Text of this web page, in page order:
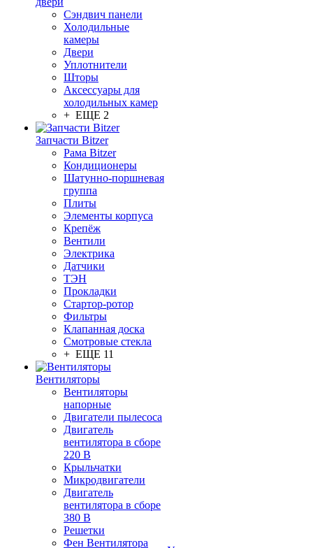
Сэндвич панели
Холодильные
камеры
Двери
Уплотнители
Шторы
Аксессуары для
холодильных камер
+ ЕЩЕ 2
Запчасти Bitzer
Рама Bitzer
Кондиционеры
Шатунно-поршневая
группа
Плиты
Элементы корпуса
Крепёж
Вентили
Электрика
Датчики
ТЭН
Прокладки
Стартор-ротор
Фильтры
Клапанная доска
Смотровые стекла
+ ЕЩЕ 11
Вентиляторы
Вентиляторы
напорные
Двигатели пылесоса
Двигатель
вентилятора в сборе
220 В
Крыльчатки
Микродвигатели
Двигатель
вентилятора в сборе
380 В
Решетки
Фен Вентилятора